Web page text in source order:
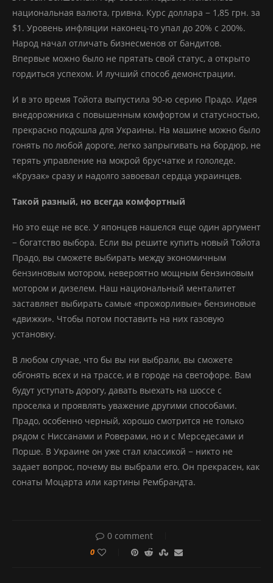
национальная валюта, гривна. Курс доллара − 1,85 грн. за
$1. Уровень инфляции наконец-то упал до 20% с 200%.
Народ начал отличать бизнесменов от бандитов.
Впервые можно было не прятать свой статус, а открыто
гордиться успехом. И лучший способ демонстрации.
И в это время Тойота выпустила 90-ю серию Прадо. Идея
внедорожника с повышенным комфортом и статусностью,
прекрасно подошла для Украины. На машине можно было
гонять по любой дороге, легко запрыгивать на бордюр, не
терять управление на мокрой брусчатке и гололеде.
«Крузак» сразу и надолго завоевал сердца украинцев.
Такой разный, но всегда комфортный
Но это еще не все. У японцев нашелся еще один аргумент
− богатство выбора. Если вы решите купить новый Тойота
Прадо, вы сможете выбирать между экономичным
бензиновым мотором, невероятно мощным бензиновым
мотором и дизелем. Наш национальный менталитет
заставляет выбирать самые «прожорливые» бензиновые
«движки». Чтобы потом поставить на них газовую
установку.
В любом случае, что бы вы ни выбрали, вы сможете
обгонять всех и на трассе, и в городе на светофоре. Вам
будут уступать дорогу, давать выехать на шоссе с
проселка и проявлять уважение другими способами.
Прадо, особенно черный, хорошо смотрится не только
рядом с Ниссанами и Роверами, но и с Мерседесами и
Порше. В Украине он уже стал классикой − никто не
задает вопрос, почему вы выбрали его. Он прекрасен, как
сонаты Моцарта или картины Рембрандта.
0 comment
0